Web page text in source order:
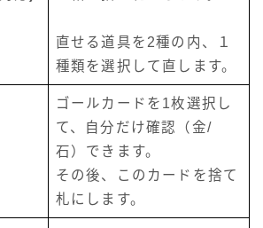
直せる道具を2種の内、１
種類を選択して直します。
ゴールカードを1枚選択し
て、自分だけ確認（金/
石）できます。
その後、このカードを捨て
札にします。